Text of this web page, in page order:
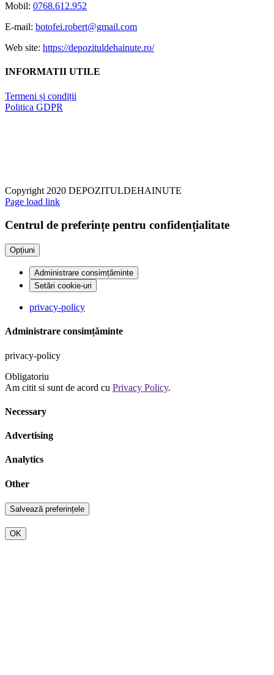
Mobil: 0768.612.952
E-mail: botofei.robert@gmail.com
Web site: https://depozituldehainute.ro/
INFORMATII UTILE
Termeni și condiții
Politica GDPR
Copyright 2020 DEPOZITULDEHAINUTE
Page load link
Centrul de preferințe pentru confidențialitate
Opțiuni
Administrare consimțăminte
Setări cookie-uri
privacy-policy
Administrare consimțăminte
privacy-policy
Obligatoriu
Am citit si sunt de acord cu Privacy Policy.
Necessary
Advertising
Analytics
Other
OK